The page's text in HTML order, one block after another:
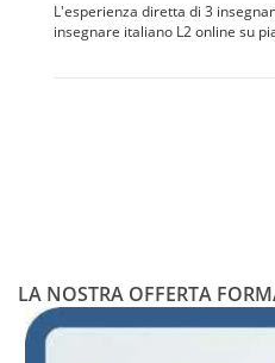
L'esperienza diretta di 3
insegnare italiano L2 online su
LA NOSTRA OFFERTA